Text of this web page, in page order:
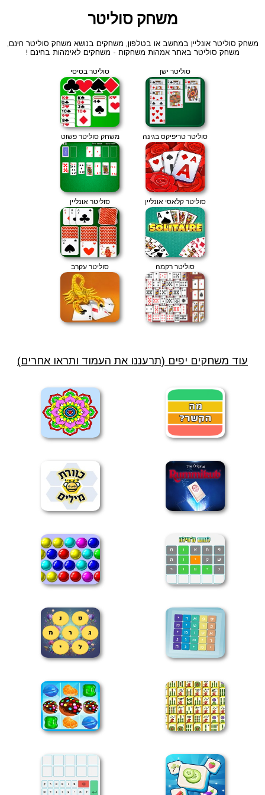
משחק סוליטר
משחק סוליטר אונליין במחשב או בטלפון, משחקים בנושא משחק סוליטר חינם,
משחק סוליטר באתר אמהות משחקות - משחקים לאימהות בחינם !
סוליטר ישן סוליטר בסיסי
סוליטר טריפיקס בגינה משחק סוליטר פשוט
סוליטר קלאסי אונליין סוליטר אונליין
סוליטר רקמה סוליטר עקרב
עוד משחקים יפים (תרעננו את העמוד ותראו אחרים)